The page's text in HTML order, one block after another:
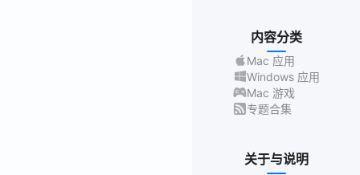
内容分类
Mac 应用
Windows 应用
Mac 游戏
专题合集
关于与说明